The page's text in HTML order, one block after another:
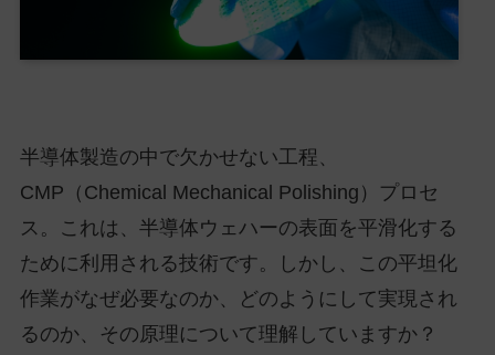
半導体製造の中で欠かせない工程、
CMP（Chemical Mechanical Polishing）プロセ
ス。これは、半導体ウェハーの表面を平滑化する
ために利用される技術です。しかし、この平坦化
作業がなぜ必要なのか、どのようにして実現され
るのか、その原理について理解していますか？